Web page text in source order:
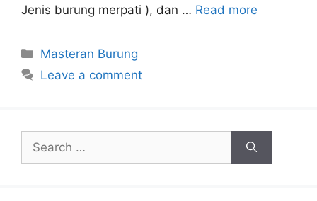
Jenis burung merpati ), dan … Read more
Categories
Masteran Burung
Leave a comment
for: